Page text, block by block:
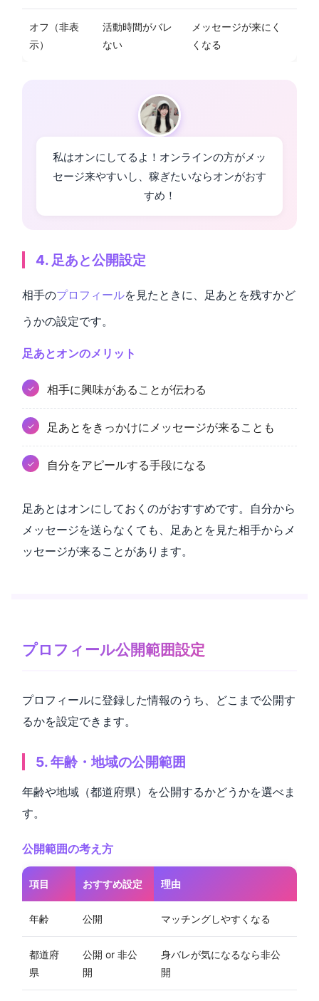
オフ（非表
示）
活動時間がバレ
ない
メッセージが来にく
くなる
私はオンにしてるよ！オンラインの方がメッ
セージ来やすいし、稼ぎたいならオンがおす
すめ！
4. 足あと公開設定
相手のプロフィールを見たときに、足あとを残すかど
うかの設定です。
足あとオンのメリット
相手に興味があることが伝わる
足あとをきっかけにメッセージが来ることも
自分をアピールする手段になる
足あとはオンにしておくのがおすすめです。自分から
メッセージを送らなくても、足あとを見た相手からメ
ッセージが来ることがあります。
プロフィール公開範囲設定
プロフィールに登録した情報のうち、どこまで公開す
るかを設定できます。
5. 年齢・地域の公開範囲
年齢や地域（都道府県）を公開するかどうかを選べま
す。
公開範囲の考え方
項目 おすすめ設定 理由
年齢 公開 マッチングしやすくなる
都道府
県
公開 or 非公
開
身バレが気になるなら非公
開